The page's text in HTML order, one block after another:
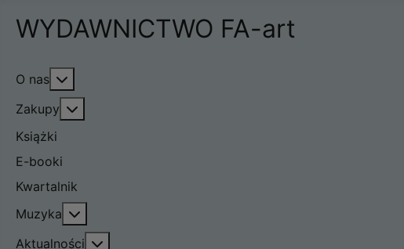
WYDAWNICTWO FA-art
O nas
Zakupy
Książki
E-booki
Kwartalnik
Muzyka
Aktualności